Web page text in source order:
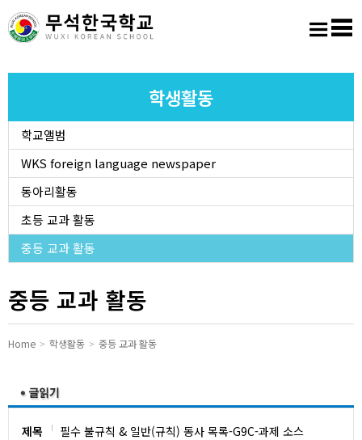
홈로그인회원가입사이트맵
교육마당
알림마당
학생활동
학교도서실
학생활동
학교앨범
WKS foreign language newspaper
동아리활동
초등 교과 활동
중등 교과 활동
중등 교과 활동
Home 학생활동 중등 교과 활동
제목
필수 불규칙 & 일반(규칙) 동사 목록-G9C-과제 소스